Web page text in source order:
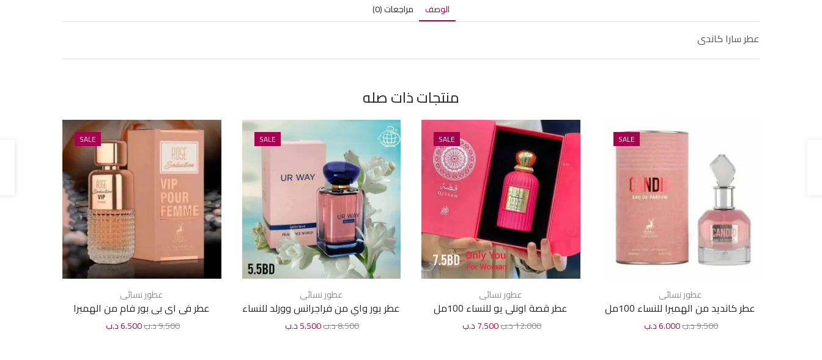
الوصف مراجعات (0)
عطر سارا كاندى
منتجات ذات صله
SALE
عطور نسائى
عطر كانديد من الهمبرا للنساء 100مل
9.500د.ب6.000د.ب
SALE
عطور نسائى
عطر قصة اونلى يو للنساء 100مل
12.000د.ب7.500د.ب
SALE
عطور نسائى
عطر يور واي من فراجرانس وورلد للنساء
100 مل8.500د.ب5.500د.ب
SALE
عطور نسائى
عطر فى اى بى بور فام من الهمبرا
للنساء 100مل
9.500د.ب6.500د.ب